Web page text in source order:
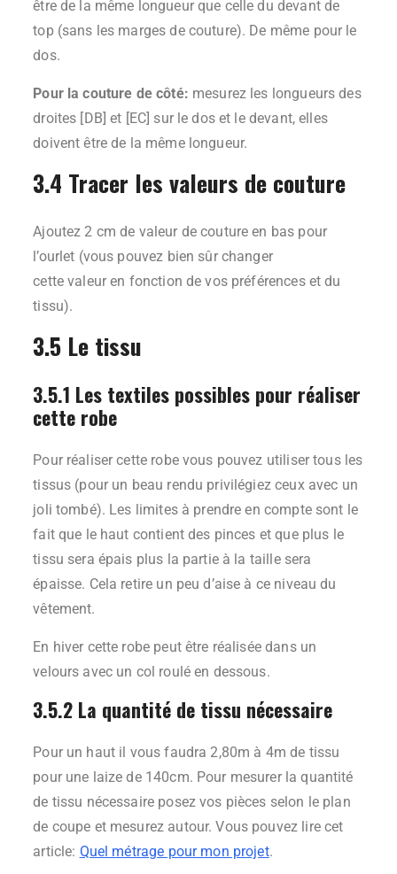
être de la même longueur que celle du devant de
top (sans les marges de couture). De même pour le
dos.
Pour la couture de côté: mesurez les longueurs des
droites [DB] et [EC] sur le dos et le devant, elles
doivent être de la même longueur.
3.4 Tracer les valeurs de couture
Ajoutez 2 cm de valeur de couture en bas pour
l’ourlet (vous pouvez bien sûr changer
cette valeur en fonction de vos préférences et du
tissu).
3.5 Le tissu
3.5.1 Les textiles possibles pour réaliser
cette robe
Pour réaliser cette robe vous pouvez utiliser tous les
tissus (pour un beau rendu privilégiez ceux avec un
joli tombé). Les limites à prendre en compte sont le
fait que le haut contient des pinces et que plus le
tissu sera épais plus la partie à la taille sera
épaisse. Cela retire un peu d’aise à ce niveau du
vêtement.
En hiver cette robe peut être réalisée dans un
velours avec un col roulé en dessous.
3.5.2 La quantité de tissu nécessaire
Pour un haut il vous faudra 2,80m à 4m de tissu
pour une laize de 140cm. Pour mesurer la quantité
de tissu nécessaire posez vos pièces selon le plan
de coupe et mesurez autour. Vous pouvez lire cet
article: Quel métrage pour mon projet.